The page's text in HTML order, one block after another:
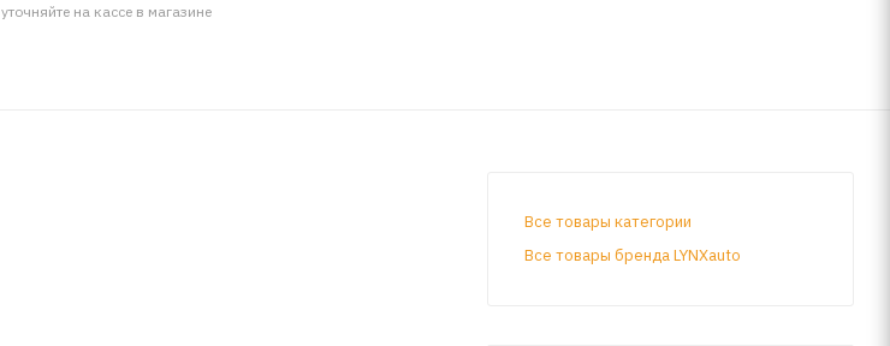
уточняйте на кассе в магазине
Все товары категории
Все товары бренда LYNXauto